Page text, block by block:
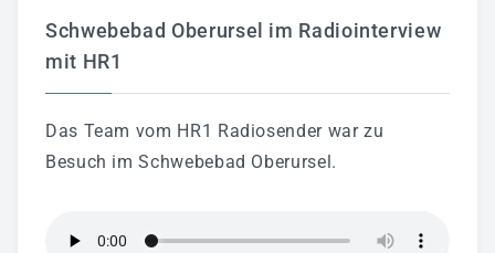
Schwebebad Oberursel im Radiointerview
mit HR1
Das Team vom HR1 Radiosender war zu
Besuch im Schwebebad Oberursel.